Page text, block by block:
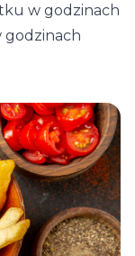
w godzinach
godzinach